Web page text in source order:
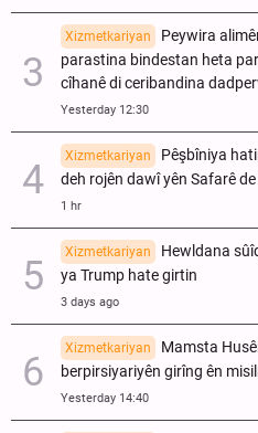
Xizmetkariyan
Peywira
parastina bindestan heta
cîhanê di ceribandina
Yesterday 12:30
Xizmetkariyan
Pêşbîniya
deh rojên dawî yên Safarê
1 hr
Xizmetkariyan
Hewldana
ya Trump hate girtin
3 days ago
Xizmetkariyan
Mamsta
berpirsiyariyên girîng ên
Yesterday 14:40